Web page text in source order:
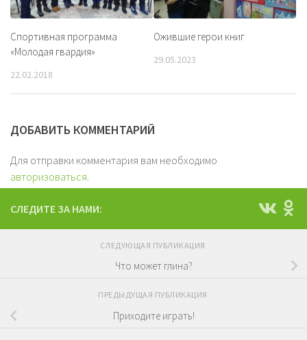
Спортивная программа
«Молодая гвардия»
22.02.2018
Ожившие герои книг
29.05.2023
ДОБАВИТЬ КОММЕНТАРИЙ
Для отправки комментария вам необходимо
авторизоваться
СЛЕДИТЕ ЗА НАМИ:
СЛЕДУЮЩАЯ ПУБЛИКАЦИЯ
Что может глина?
ПРЕДЫДУЩАЯ ПУБЛИКАЦИЯ
Приходите играть!